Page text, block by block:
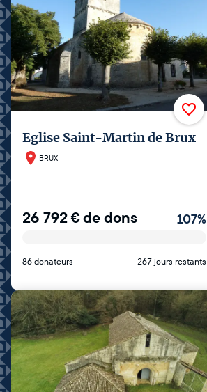
Eglise Saint-Martin de Brux
BRUX
26 792€de dons 107%
86 donateurs 267 jours restants